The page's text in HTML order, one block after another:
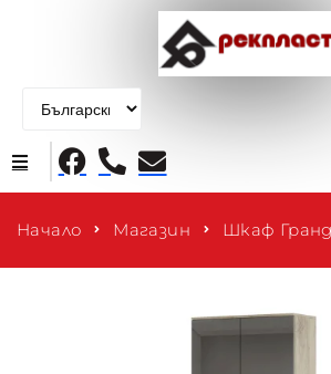
Продукти
Начало Магазин Шкаф